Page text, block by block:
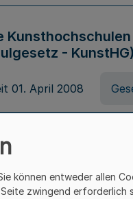
- KunstHG)
01. April 2008
Beihilfen in
können entweder allen
zwingend erforderlich